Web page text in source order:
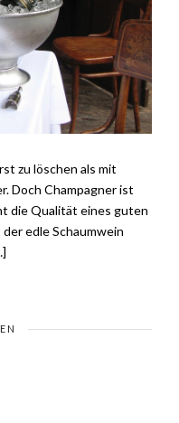
zu löschen als mit
Doch Champagner ist
die Qualität eines guten
edle Schaumwein